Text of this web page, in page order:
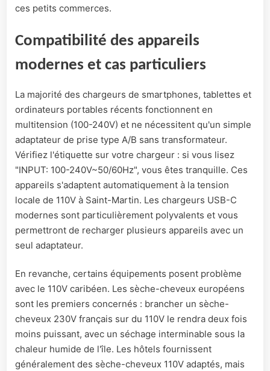
ces petits commerces.
Compatibilité des appareils
modernes et cas particuliers
La majorité des chargeurs de smartphones, tablettes et
ordinateurs portables récents fonctionnent en
multitension (100-240V) et ne nécessitent qu'un simple
adaptateur de prise type A/B sans transformateur.
Vérifiez l'étiquette sur votre chargeur : si vous lisez
"INPUT: 100-240V~50/60Hz", vous êtes tranquille. Ces
appareils s'adaptent automatiquement à la tension
locale de 110V à Saint-Martin. Les chargeurs USB-C
modernes sont particulièrement polyvalents et vous
permettront de recharger plusieurs appareils avec un
seul adaptateur.
En revanche, certains équipements posent problème
avec le 110V caribéen. Les sèche-cheveux européens
sont les premiers concernés : brancher un sèche-
cheveux 230V français sur du 110V le rendra deux fois
moins puissant, avec un séchage interminable sous la
chaleur humide de l'île. Les hôtels fournissent
généralement des sèche-cheveux 110V adaptés, mais